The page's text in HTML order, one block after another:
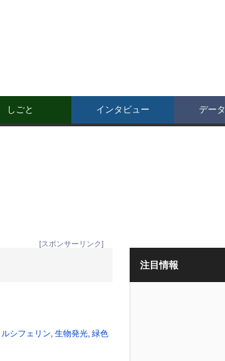
しごと インタビュー デー
[スポンサーリンク]
ルシフェリン, 生物発光, 緑色
注目情報